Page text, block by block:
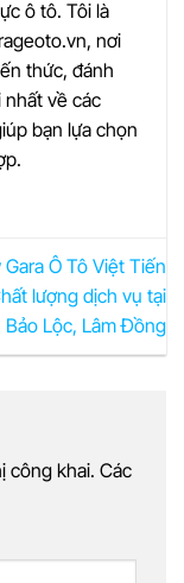
ô tô. Tôi là
nơi
thức, đánh
nhất về các
bạn lựa chọn
Gara Ô Tô Việt Tiến
lượng dịch vụ tại
Bảo Lộc, Lâm Đồng
công khai. Các